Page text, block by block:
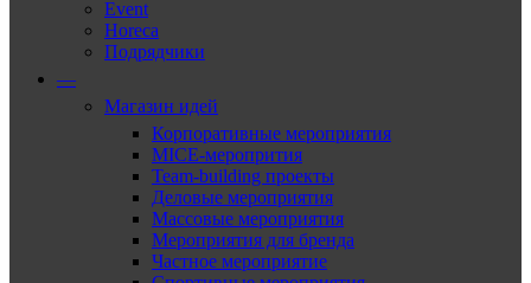
Event
Horeca
Подрядчики
—
Магазин идей
Корпоративные мероприятия
MICE-меропрития
Team-building проекты
Деловые мероприятия
Массовые мероприятия
Мероприятия для бренда
Частное мероприятие